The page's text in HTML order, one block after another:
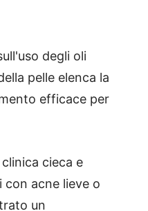
degli oli
pelle elenca la
efficace per
cieca e
acne lieve o
un